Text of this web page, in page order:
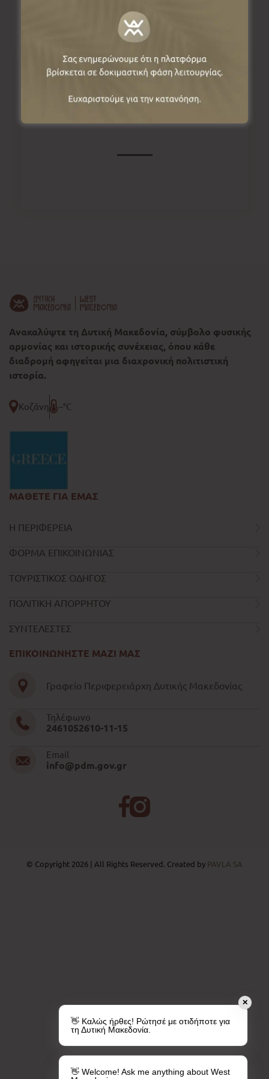
Ανακαλύψτε τη Δυτική Μακεδονία, σύμβολο φυσικής
αρμονίας και ιστορικής συνέχειας, όπου κάθε
διαδρομή αφηγείται μια διαχρονική πολιτιστική
ιστορία.
Κοζάνη --°C
ΜΑΘΕΤΕ ΓΙΑ ΕΜΑΣ
Η ΠΕΡΙΦΕΡΕΙΑ
ΦΟΡΜΑ ΕΠΙΚΟΙΝΩΝΙΑΣ
ΤΟΥΡΙΣΤΙΚΟΣ ΟΔΗΓΟΣ
ΠΟΛΙΤΙΚΗ ΑΠΟΡΡΗΤΟΥ
ΣΥΝΤΕΛΕΣΤΕΣ
ΕΠΙΚΟΙΝΩΝΗΣΤΕ ΜΑΖΙ ΜΑΣ
Γραφείο Περιφερειάρχη Δυτικής Μακεδονίας
Τηλέφωνο
2461052610-11-15
Email
info@pdm.gov.gr
© Copyright 2026 | All Rights Reserved. Created by PAVLA SA
✕
👋 Καλώς ήρθες! Ρώτησέ με οτιδήποτε για
τη Δυτική Μακεδονία.
👋 Welcome! Ask me anything about West